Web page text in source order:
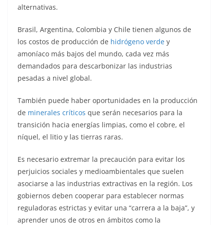
alternativas.
Brasil, Argentina, Colombia y Chile tienen algunos de
los costos de producción de hidrógeno verde y
amoníaco más bajos del mundo, cada vez más
demandados para descarbonizar las industrias
pesadas a nivel global.
También puede haber oportunidades en la producción
de minerales críticos que serán necesarios para la
transición hacia energías limpias, como el cobre, el
níquel, el litio y las tierras raras.
Es necesario extremar la precaución para evitar los
perjuicios sociales y medioambientales que suelen
asociarse a las industrias extractivas en la región. Los
gobiernos deben cooperar para establecer normas
reguladoras estrictas y evitar una “carrera a la baja”, y
aprender unos de otros en ámbitos como la